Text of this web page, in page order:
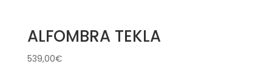
ALFOMBRA TEKLA
539,00€